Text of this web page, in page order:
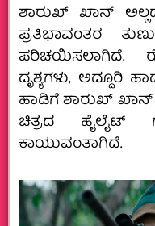
ಶಾರುಖ್ ಖಾನ್
ಪ್ರತಿಭಾವಂತರ
ಪರಿಚಯಿಸಲಾಗಿದೆ.
ದೃಶ್ಯಗಳು, ಅದ್ದೂರಿ
ಹಾಡಿಗೆ ಶಾರುಖ್
ಚಿತ್ರದ ಹೈಲೈಟ್
ಕಾಯುವಂತಾಗಿದೆ.